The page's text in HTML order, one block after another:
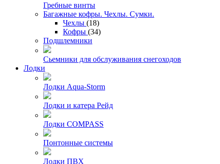
Гребные винты
Багажные кофры. Чехлы. Сумки.
Чехлы (18)
Кофры (34)
Подшлемники
Сьемники для обслуживания снегоходов
Лодки
Лодки Aqua-Storm
Лодки и катера Рейд
Лодки COMPASS
Понтонные системы
Лодки ПВХ